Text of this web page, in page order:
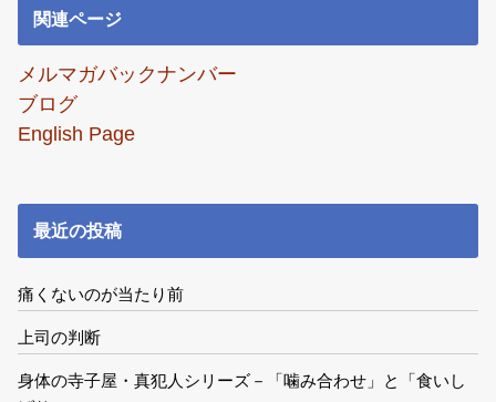
関連ページ
メルマガバックナンバー
ブログ
English Page
最近の投稿
痛くないのが当たり前
上司の判断
身体の寺子屋・真犯人シリーズ－「噛み合わせ」と「食いし